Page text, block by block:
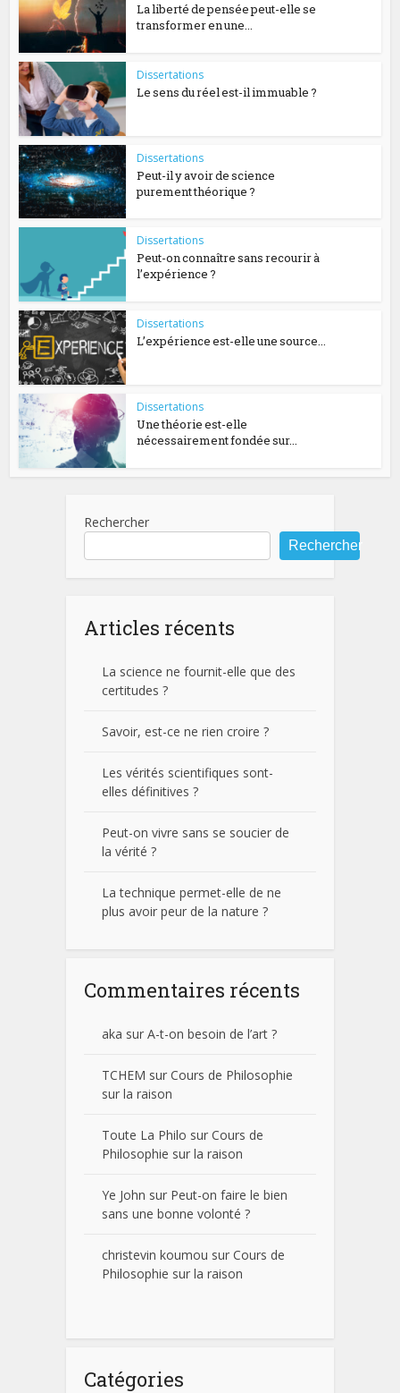
La liberté de pensée peut-elle se
transformer en une...
Dissertations
Le sens du réel est-il immuable ?
Dissertations
Peut-il y avoir de science
purement théorique ?
Dissertations
Peut-on connaître sans recourir à
l’expérience ?
Dissertations
L’expérience est-elle une source...
Dissertations
Une théorie est-elle
nécessairement fondée sur...
Rechercher
Rechercher
Articles récents
La science ne fournit-elle que des
certitudes ?
Savoir, est-ce ne rien croire ?
Les vérités scientifiques sont-
elles définitives ?
Peut-on vivre sans se soucier de
la vérité ?
La technique permet-elle de ne
plus avoir peur de la nature ?
Commentaires récents
aka sur A-t-on besoin de l’art ?
TCHEM sur Cours de Philosophie
sur la raison
Toute La Philo sur Cours de
Philosophie sur la raison
Ye John sur Peut-on faire le bien
sans une bonne volonté ?
christevin koumou sur Cours de
Philosophie sur la raison
Catégories